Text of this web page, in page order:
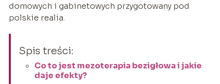
domowych i gabinetowych przygotowany pod
polskie realia.
Spis treści:
Co to jest mezoterapia bezigłowa i jakie
daje efekty?